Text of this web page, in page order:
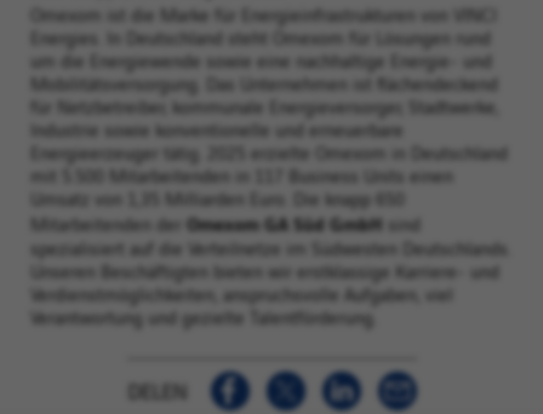
Omexom ist die Marke für Energieinfrastrukturen von VINCI
Energies. In Deutschland steht Omexom für Lösungen rund
um die Energiewende sowie eine nachhaltige Energie- und
Mobilitätsversorgung. Das Unternehmen ist flächendeckend
für Netzbetreiber, kommunale Energieversorger, Stadtwerke,
Industrie sowie konventionelle und erneuerbare
Energieerzeuger tätig. 2025 erzielte Omexom in Deutschland
mit 5.500 Mitarbeitenden in 117 Business Units einen
Umsatz von 1,35 Milliarden Euro. Die knapp 650
Mitarbeitenden der Omexom GA Süd GmbH sind
spezialisiert auf die Verteilnetze im Südwesten Deutschlands.
Unseren Beschäftigten bieten wir erstklassige Karriere- und
Verdienstmöglichkeiten, anspruchsvolle Aufgaben, viel
Verantwortung und gezielte Talentförderung.
DELEN